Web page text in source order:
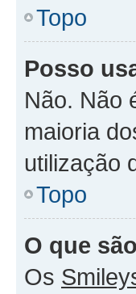
Topo
Posso
Não. Não
maioria
utilização
Topo
O que
Os